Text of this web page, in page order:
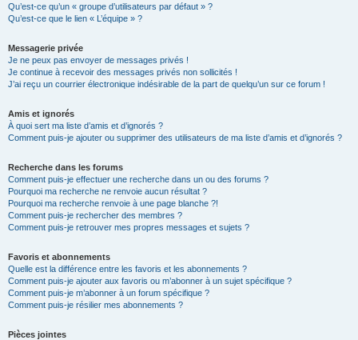
Qu’est-ce qu’un « groupe d’utilisateurs par défaut » ?
Qu’est-ce que le lien « L’équipe » ?
Messagerie privée
Je ne peux pas envoyer de messages privés !
Je continue à recevoir des messages privés non sollicités !
J’ai reçu un courrier électronique indésirable de la part de quelqu’un sur ce forum !
Amis et ignorés
À quoi sert ma liste d’amis et d’ignorés ?
Comment puis-je ajouter ou supprimer des utilisateurs de ma liste d’amis et d’ignorés ?
Recherche dans les forums
Comment puis-je effectuer une recherche dans un ou des forums ?
Pourquoi ma recherche ne renvoie aucun résultat ?
Pourquoi ma recherche renvoie à une page blanche ?!
Comment puis-je rechercher des membres ?
Comment puis-je retrouver mes propres messages et sujets ?
Favoris et abonnements
Quelle est la différence entre les favoris et les abonnements ?
Comment puis-je ajouter aux favoris ou m’abonner à un sujet spécifique ?
Comment puis-je m’abonner à un forum spécifique ?
Comment puis-je résilier mes abonnements ?
Pièces jointes